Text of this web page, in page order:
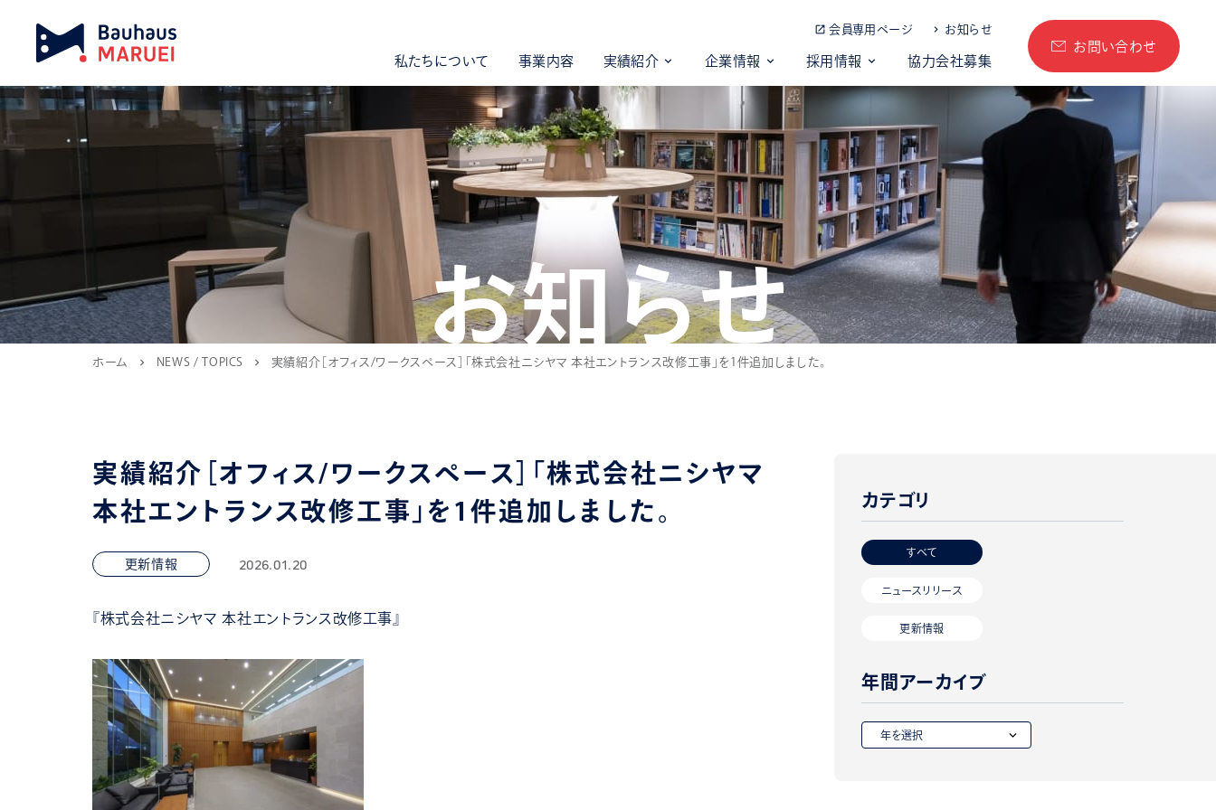
会員専用ページ お知らせ
私たちについて 事業内容 実績紹介 企業情報 採用情報 協力会社募集
お問い合わせ
お知らせ
ホーム chevron_right NEWS / TOPICS chevron_right 実績紹介［オフィス/ワークスペース］「株式会社ニシヤマ 本社エントランス改修工事」を1件追加しました。
実績紹介［オフィス/ワークスペース］「株式会社ニシヤマ
本社エントランス改修工事」を1件追加しました。
更新情報 2026.01.20
『株式会社ニシヤマ 本社エントランス改修工事』
カテゴリ
すべて
ニュースリリース
更新情報
年間アーカイブ